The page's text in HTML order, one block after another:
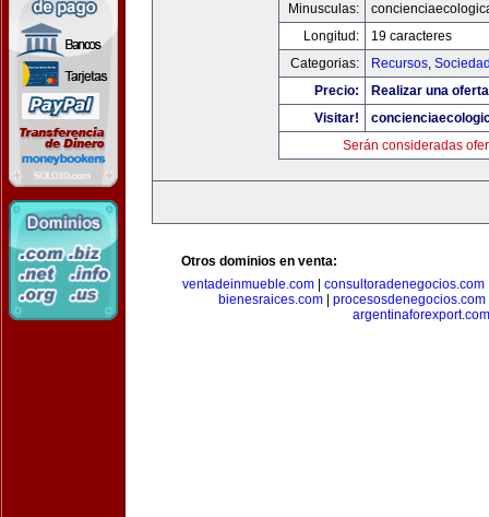
Minusculas:
Longitud:
19 caracteres
Categorias:
Recursos,
Precio:
Realizar una
Visitar!
Serán consideradas
Otros dominios en venta:
ventadeinmueble.com| consultoradenegocios.com
bienesraices.com
procesosdenegocios.com
argentinaforexport.com